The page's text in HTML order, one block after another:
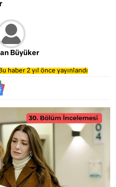
Büyüker
haber 2 yıl önce yayınlandı